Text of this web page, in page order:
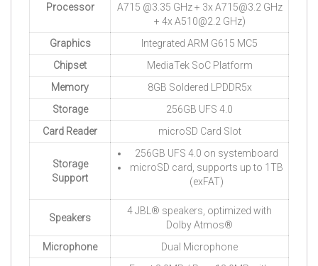
Processor
A715 @3.35 GHz + 3x A715@3.2 GHz
+ 4x A510@2.2 GHz)
Graphics
Integrated ARM G615 MC5
Chipset
MediaTek SoC Platform
Memory
8GB Soldered LPDDR5x
Storage
256GB UFS 4.0
Card Reader
microSD Card Slot
Storage
Support
256GB UFS 4.0 on systemboard
microSD card, supports up to 1TB
(exFAT)
Speakers
4 JBL® speakers, optimized with
Dolby Atmos®
Microphone
Dual Microphone